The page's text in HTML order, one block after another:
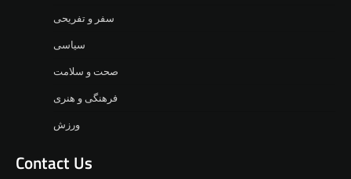
سفر و تفریحی
سیاسی
صحت و سلامت
فرهنگی و هنری
ورزش
Contact Us